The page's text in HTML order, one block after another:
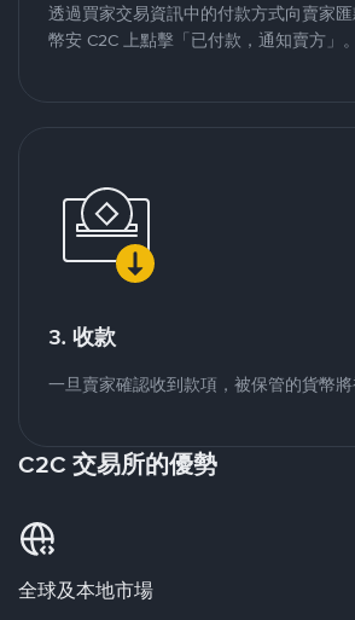
透過買家交易資訊中的付款方式向賣家
幣安 C2C 上點擊「已付款，通知賣方」。
3. 收款
一旦賣家確認收到款項，被保管的貨幣將
C2C 交易所的優勢
全球及本地市場